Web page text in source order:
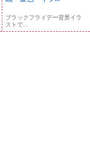
ブラックフライデー背景イラ
ストで...